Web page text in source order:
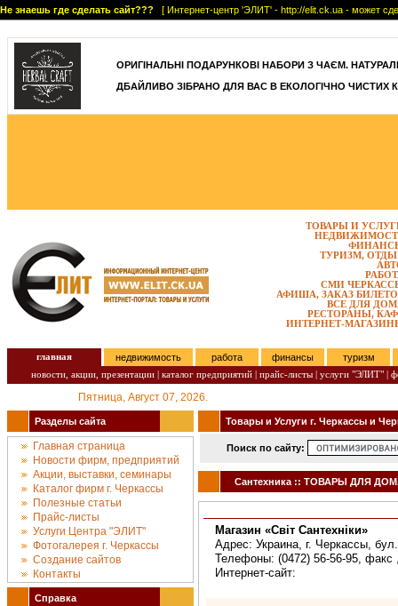
Не знаешь где сделать сайт??? [ Интернет-центр 'ЭЛИТ' - http://elit.ck.ua - может
]
ОРИГІНАЛЬНІ ПОДАРУНКОВІ НАБОРИ З ЧАЄМ.
ДБАЙЛИВО ЗІБРАНО ДЛЯ ВАС В ЕКОЛОГІЧНО ЧИСТИХ
ТОВАРЫ И
ТУРИЗМ,
СМИ
АФИША, ЗАКАЗ
ВСЕ ДЛЯ
РЕСТОРАНЫ,
ИНТЕРНЕТ-
главная недвижимость работа финансы
туризм
новости, акции, презентации | каталог предприятий | прайс-листы | услуги "ЭЛИТ" |
Пятница, Август 07, 2026.
Разделы сайта
Главная страница
Новости фирм, предприятий
Акции, выставки, семинары
Каталог фирм г. Черкассы
Полезные статьи
Прайс-листы
Услуги Центра "ЭЛИТ"
Фотогалерея г. Черкассы
Создание сайтов
Контакты
Справка
Товары и Услуги г. Черкассы и
Поиск по сайту:
Сантехника :: ТОВАРЫ ДЛЯ
Магазин «Світ Сантехніки»
Адрес: Украина, г. Черкассы,
Телефоны: (0472) 56-56-95, факс
Интернет-сайт: